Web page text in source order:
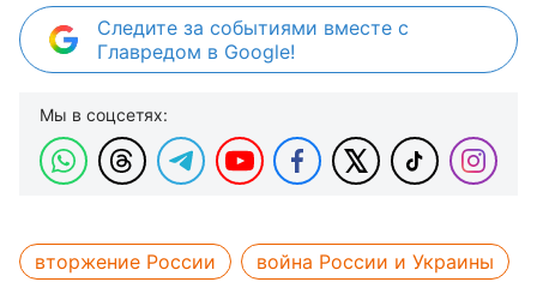
Следите за событиями вместе с
Главредом в Google!
Мы в соцсетях:
вторжение России война России и Украины